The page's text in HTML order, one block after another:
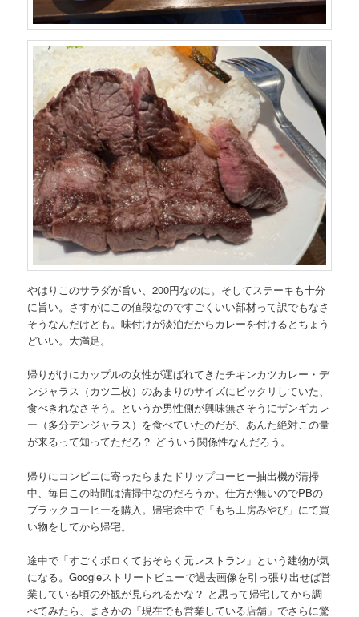
やはりこのサラダが旨い、200円なのに。そしてステーキも十分
に旨い。さすがにこの値段なのですごくいい部材って訳でもなさ
そうなんだけども。味付けが淡泊だからカレーを付けるとちょう
どいい。大満足。
帰りがけにカップルの女性が運ばれてきたチキンカツカレー・デ
ンジャラス（カツ二枚）のあまりのサイズにビックリしていた、
食べきれなさそう。というか男性側が興味無さそうにザンギカレ
ー（多分デンジャラス）を食べていたのだが、あんた絶対この量
が来るって知ってただろ？ どういう関係性なんだろう。
帰りにコンビニに寄ったらまたドリップコーヒー抽出機が清掃
中、毎日この時間は清掃中なのだろうか。仕方が無いのでPBの
ブラックコーヒーを購入。帰宅途中で「もち工房みやび」にて買
い物をしてから帰宅。
途中で「すごくボロくておそらく元レストラン」という建物が気
になる。Googleストリートビューで過去画像を引っ張り出せば営
業している頃の外観が見られるかな？ と思って帰宅してから調
べてみたら、まさかの「現在でも営業している店舗」でさらに驚